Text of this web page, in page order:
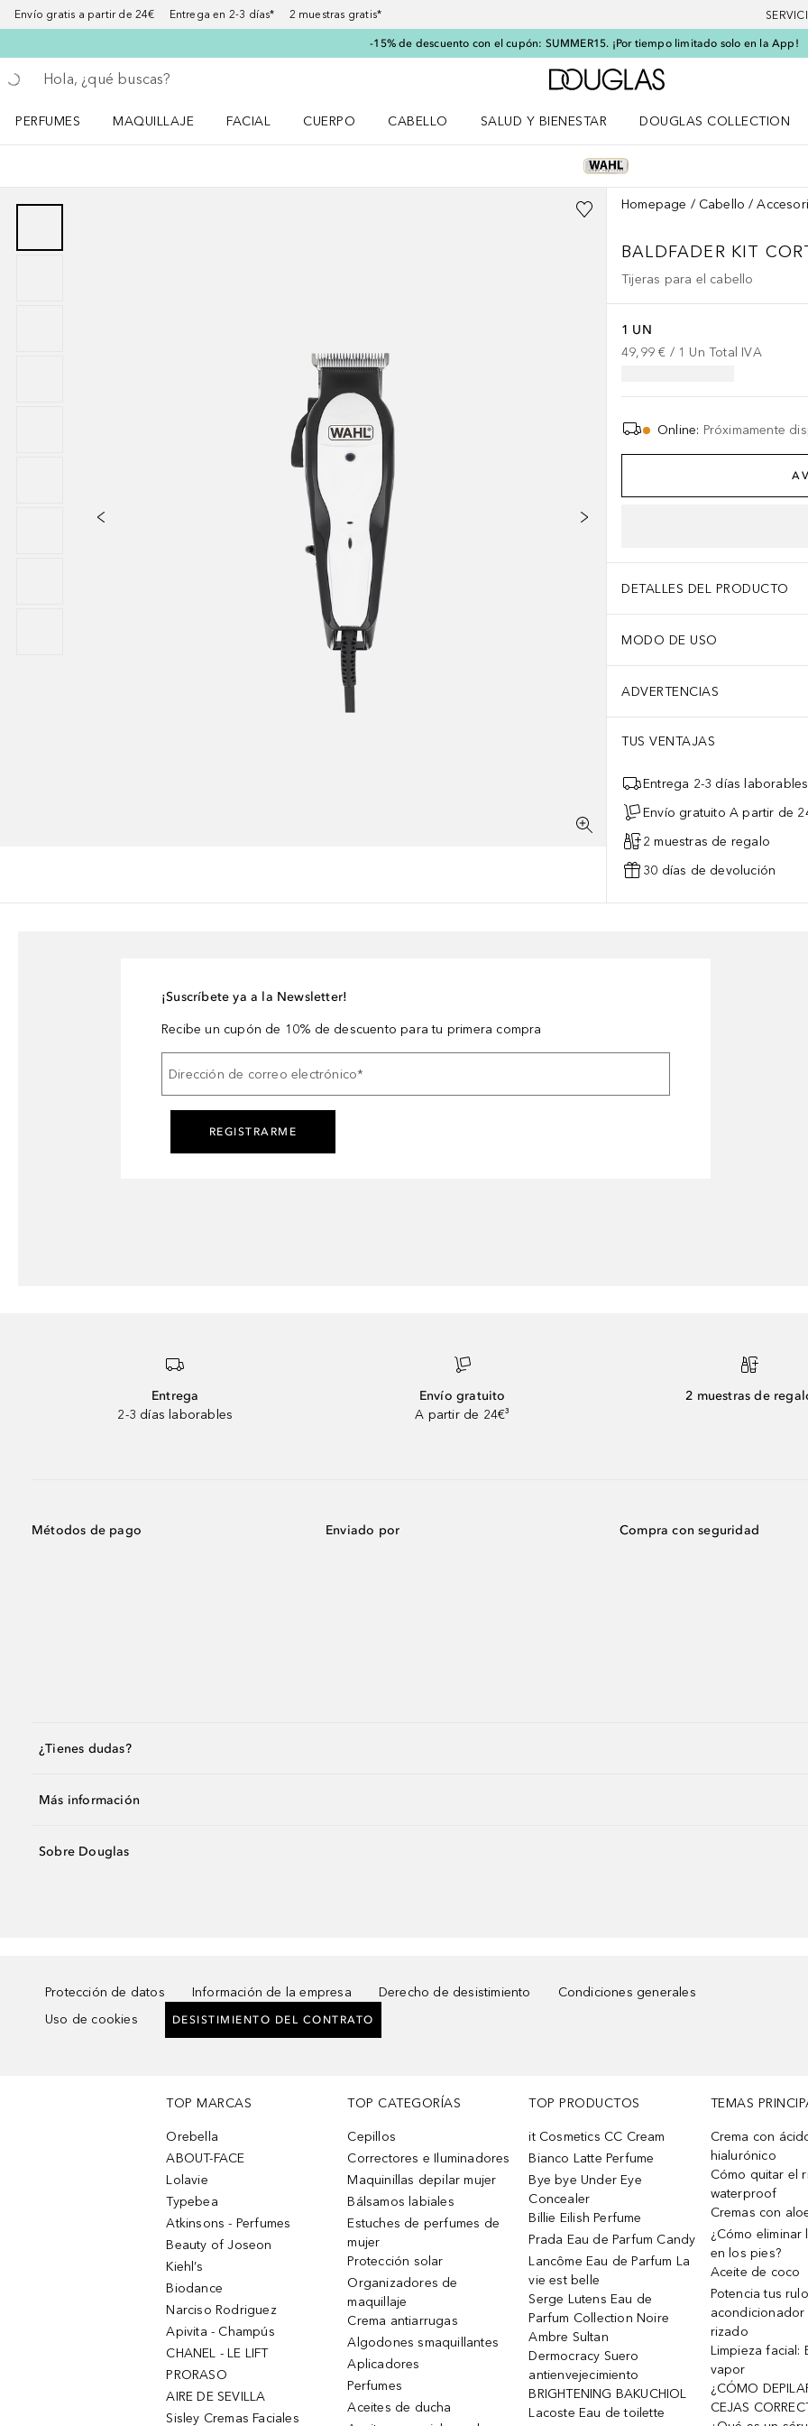
Envío gratis a partir de 24€ Entrega en 2-3 días* 2 muestras gratis*
-15% de descuento con el cupón: SUMMER15. ¡Por tiempo limitado solo en la App!
Regresar
Ejecutar búsqueda
A Douglas Home
PERFUMES
MAQUILLAJE
FACIAL
CUERPO
CABELLO
SALUD Y BIENESTAR
DOUGLAS COLLECTION
Homepage Cabello
BALDFADER KIT
Tijeras para el cabello
1 UN
49,99 € / 1 Un Total IVA
Online: Próximamente
DETALLES DEL PRODUCTO
MODO DE USO
ADVERTENCIAS
el dispositivo. Es esencial evitar que el equipo eléctrico entre en contacto con agua u otros líquidos.• Si está
TUS VENTAJAS
Entrega 2-3 días laborables
Envío gratuito A partir de
2 muestras de regalo
30 días de devolución
¡Suscríbete ya a la Newsletter!
Recibe un cupón de 10% de descuento para tu primera compra
Dirección de correo electrónico*
REGISTRARME
Entrega
2-3 días laborables
Envío gratuito
A partir de 24€³
2 muestras de
Métodos de pago Enviado por Compra con seguridad
¿Tienes dudas?
Más información
Sobre Douglas
Protección de datos Información de la empresa Derecho de desistimiento
Condiciones generales
Uso de cookies
DESISTIMIENTO DEL CONTRATO
TOP MARCAS
Orebella
ABOUT-FACE
Lolavie
Typebea
Atkinsons - Perfumes
Beauty of Joseon
Kiehl’s
Biodance
Narciso Rodriguez
Apivita - Champús
CHANEL - LE LIFT
PRORASO
AIRE DE SEVILLA
Sisley Cremas Faciales
TOP CATEGORÍAS
Cepillos
Correctores e Iluminadores
Maquinillas depilar mujer
Bálsamos labiales
Estuches de perfumes de
mujer
Protección solar
Organizadores de
maquillaje
Crema antiarrugas
Algodones smaquillantes
Aplicadores
Perfumes
Aceites de ducha
TOP PRODUCTOS
it Cosmetics CC Cream
Bianco Latte Perfume
Bye bye Under Eye
Concealer
Billie Eilish Perfume
Prada Eau de Parfum Candy
Lancôme Eau de Parfum La
vie est belle
Serge Lutens Eau de
Parfum Collection Noire
Ambre Sultan
Dermocracy Suero
antienvejecimiento
BRIGHTENING BAKUCHIOL
Lacoste Eau de toilette
TEMAS
Crema con
hialurónico
Cómo quitar el
waterproof
Cremas con
¿Cómo eliminar
en los pies?
Aceite de coco
Potencia tus
rizado
Limpieza facial:
vapor
¿CÓMO
CEJAS